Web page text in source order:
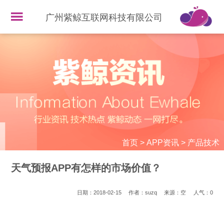
广州紫鲸互联网科技有限公司
首页> APP资讯> 产品技术
天气预报APP有怎样的市场价值？
日期：2018-02-15 作者：suzq 来源：空 人气： 0